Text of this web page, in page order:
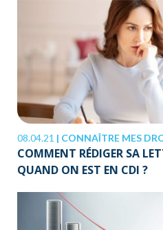
08.04.21 | CONNAÎTRE MES
COMMENT RÉDIGER SA
QUAND ON EST EN CDI ?